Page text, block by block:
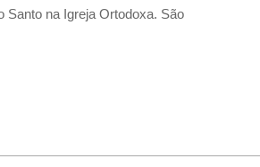
Santo na Igreja Ortodoxa. São